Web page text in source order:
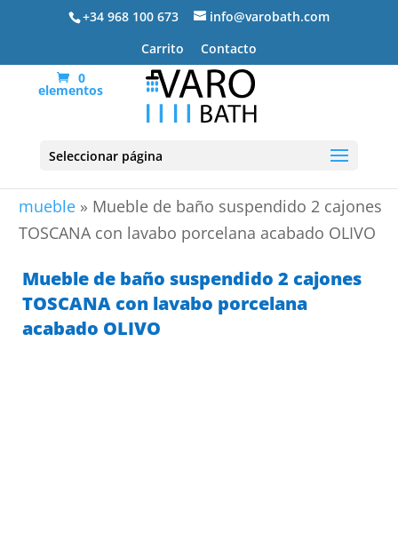
+34 968 100 673
info@varobath.com
Carrito
Contacto
0
elementos
Seleccionar página
mueble » Mueble de baño suspendido 2 cajones
TOSCANA con lavabo porcelana acabado OLIVO
Mueble de baño suspendido 2 cajones
TOSCANA con lavabo porcelana
acabado OLIVO